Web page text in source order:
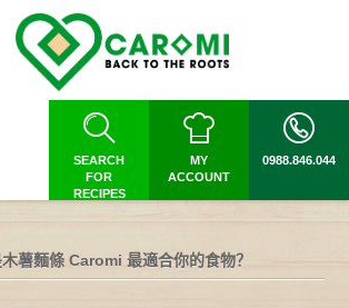
SEARCH
FOR
RECIPES
MY
ACCOUNT
0988.846.044
薯麵條 Caromi 最適合你的食物？